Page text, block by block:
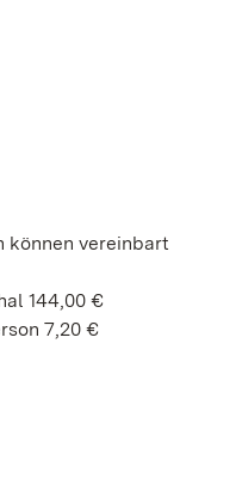
können vereinbart
144,00 €
7,20 €